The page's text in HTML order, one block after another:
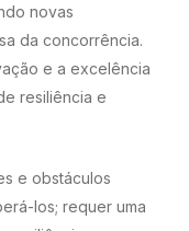
novas
da concorrência.
e a excelência
resiliência e
e obstáculos
los; requer uma